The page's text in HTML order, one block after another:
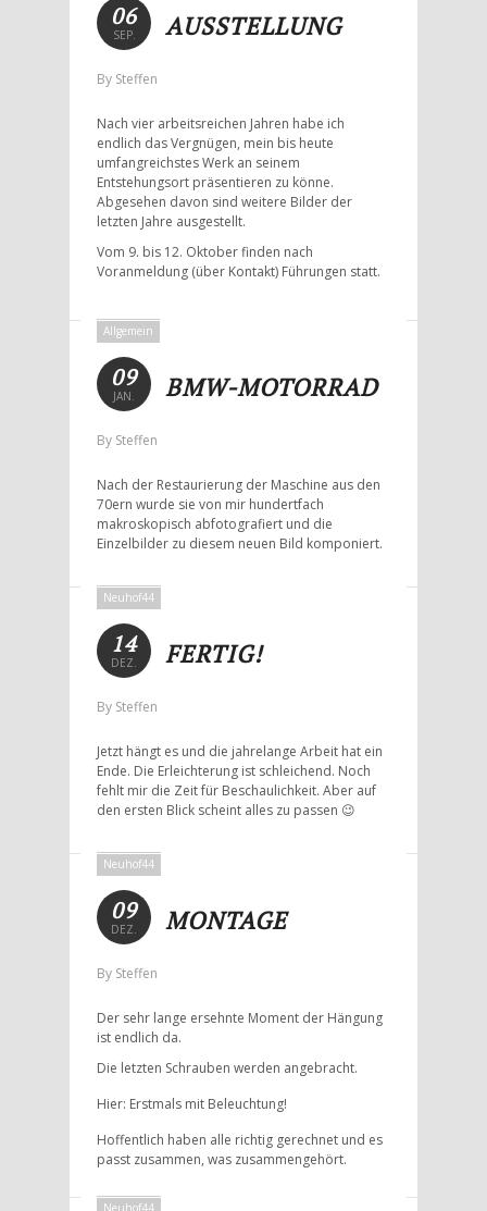
06
SEP. AUSSTELLUNG
By Steffen
Nach vier arbeitsreichen Jahren habe ich
endlich das Vergnügen, mein bis heute
umfangreichstes Werk an seinem
Entstehungsort präsentieren zu könne.
Abgesehen davon sind weitere Bilder der
letzten Jahre ausgestellt.
Vom 9. bis 12. Oktober finden nach
Voranmeldung (über Kontakt) Führungen statt.
Allgemein
09
JAN. BMW-MOTORRAD
By Steffen
Nach der Restaurierung der Maschine aus den
70ern wurde sie von mir hundertfach
makroskopisch abfotografiert und die
Einzelbilder zu diesem neuen Bild komponiert.
Neuhof44
14
DEZ. FERTIG!
By Steffen
Jetzt hängt es und die jahrelange Arbeit hat ein
Ende. Die Erleichterung ist schleichend. Noch
fehlt mir die Zeit für Beschaulichkeit. Aber auf
den ersten Blick scheint alles zu passen 😉
Neuhof44
09
DEZ. MONTAGE
By Steffen
Der sehr lange ersehnte Moment der Hängung
ist endlich da.
Die letzten Schrauben werden angebracht.
Hier: Erstmals mit Beleuchtung!
Hoffentlich haben alle richtig gerechnet und es
passt zusammen, was zusammengehört.
Neuhof44